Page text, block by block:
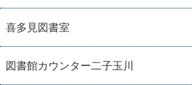
喜多見図書室
図書館カウンター二子玉川